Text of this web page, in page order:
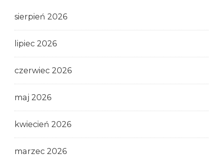
sierpień 2026
lipiec 2026
czerwiec 2026
maj 2026
kwiecień 2026
marzec 2026